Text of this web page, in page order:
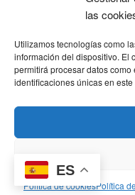
las
Utilizamos tecnologías como
información del dispositivo. El
permitirá procesar datos
identificaciones únicas en este
Política de cookiesPolítica
Powered
Política de privacidad| Aviso
nosotros
HOME
ES